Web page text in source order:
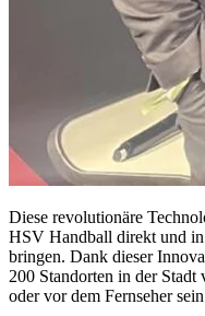
Diese revolutionäre
HSV Handball direkt und
bringen. Dank dieser
200 Standorten in der
oder vor dem Fernseher